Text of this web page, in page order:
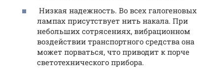
Низкая надежность. Во всех галогеновых
лампах присутствует нить накала. При
небольших сотрясениях, вибрационном
воздействии транспортного средства она
может порваться, что приводит к порче
светотехнического прибора.